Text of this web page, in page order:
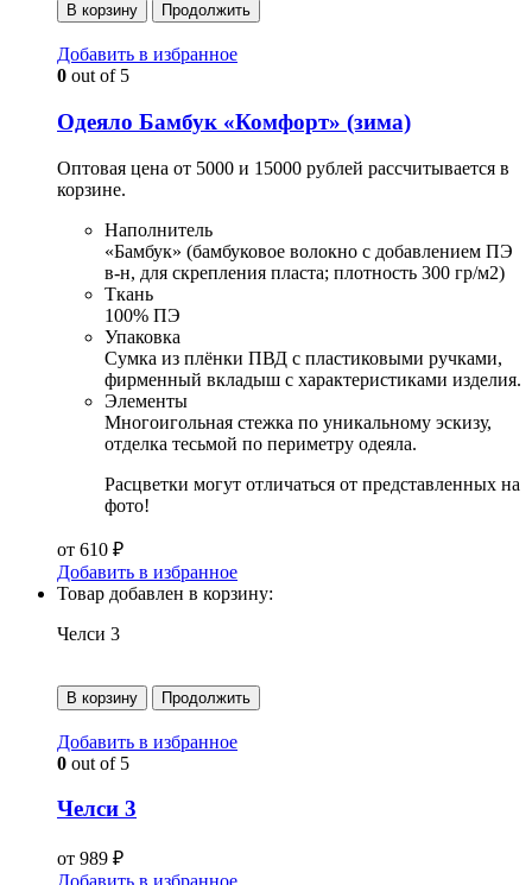
В корзину Продолжить
Добавить в избранное
0 out of 5
Одеяло Бамбук «Комфорт» (зима)
Оптовая цена от 5000 и 15000 рублей рассчитывается в
корзине.
Наполнитель
«Бамбук» (бамбуковое волокно с добавлением ПЭ
в-н, для скрепления пласта; плотность 300 гр/м2)
Ткань
100% ПЭ
Упаковка
Сумка из плёнки ПВД с пластиковыми ручками,
фирменный вкладыш с характеристиками изделия.
Элементы
Многоигольная стежка по уникальному эскизу,
отделка тесьмой по периметру одеяла.
Расцветки могут отличаться от представленных на
фото!
от 610 ₽
Добавить в избранное
Товар добавлен в корзину:
Челси 3
В корзину Продолжить
Добавить в избранное
0 out of 5
Челси 3
от 989 ₽